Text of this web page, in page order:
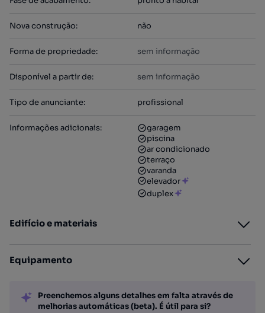
Nova construção: não
Forma de propriedade: sem informação
Disponível a partir de: sem informação
Tipo de anunciante: profissional
Informações adicionais:
garagem
piscina
ar condicionado
terraço
varanda
elevador
duplex
Edifício e materiais
Equipamento
Preenchemos alguns detalhes em falta através de
melhorias automáticas (beta). É útil para si?